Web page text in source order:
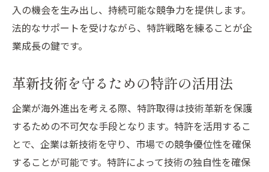
入の機会を生み出し、持続可能な競争力を提供します。
法的なサポートを受けながら、特許戦略を練ることが企
業成長の鍵です。
革新技術を守るための特許の活用法
企業が海外進出を考える際、特許取得は技術革新を保護
するための不可欠な手段となります。特許を活用するこ
とで、企業は新技術を守り、市場での競争優位性を確保
することが可能です。特許によって技術の独自性を確保